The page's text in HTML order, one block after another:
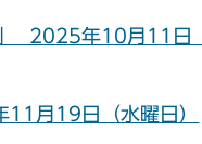
」 2025年10月11
月19日（水曜日）